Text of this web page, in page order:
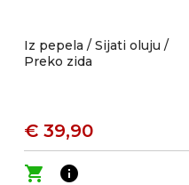
Iz pepela / Sijati oluju /
Preko zida
€ 39,90
shopping_cart
info